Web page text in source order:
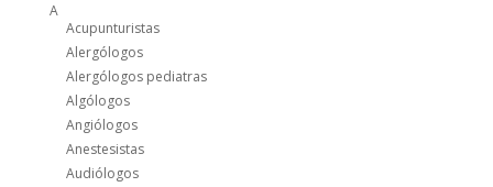
A
Acupunturistas
Alergólogos
Alergólogos pediatras
Algólogos
Angiólogos
Anestesistas
Audiólogos